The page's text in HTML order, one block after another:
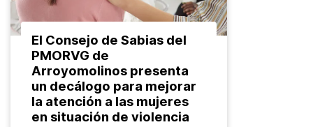
El Consejo de Sabias del
PMORVG de
Arroyomolinos presenta
un decálogo para mejorar
la atención a las mujeres
en situación de violencia